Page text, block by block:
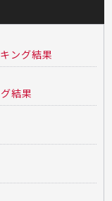
ング結果
結果